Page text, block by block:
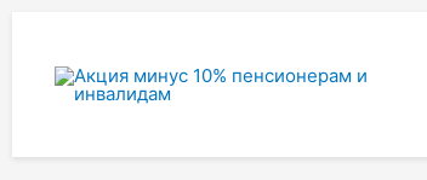
содержимому